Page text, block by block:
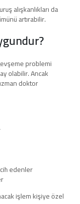
alışkanlıkları da
artırabilir.
problemi
olabilir. Ancak
doktor
edenler
işlem kişiye özel